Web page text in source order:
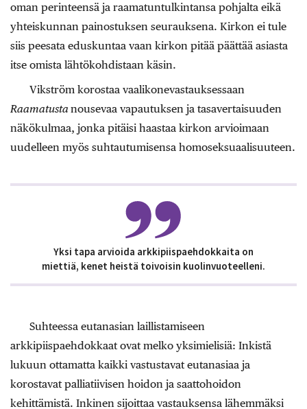
oman perinteensä ja raamatuntulkintansa pohjalta eikä
yhteiskunnan painostuksen seurauksena. Kirkon ei tule
siis peesata eduskuntaa vaan kirkon pitää päättää asiasta
itse omista lähtökohdistaan käsin.
Vikström korostaa vaalikonevastauksessaan
Raamatusta nousevaa vapautuksen ja tasavertaisuuden
näkökulmaa, jonka pitäisi haastaa kirkon arvioimaan
uudelleen myös suhtautumisensa homoseksuaalisuuteen.
Yksi tapa arvioida arkkipiispaehdokkaita on
miettiä, kenet heistä toivoisin kuolinvuoteelleni.
Suhteessa eutanasian laillistamiseen
arkkipiispaehdokkaat ovat melko yksimielisiä: Inkistä
lukuun ottamatta kaikki vastustavat eutanasiaa ja
korostavat palliatiivisen hoidon ja saattohoidon
kehittämistä. Inkinen sijoittaa vastauksensa lähemmäksi